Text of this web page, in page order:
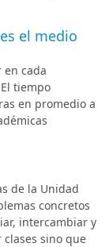
el medio
en cada
tiempo
en promedio a
de la Unidad
concretos
intercambiar y
sino que